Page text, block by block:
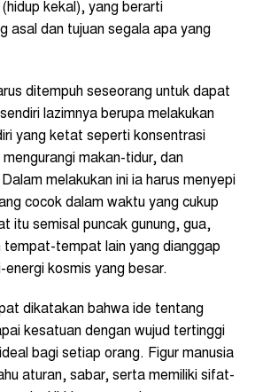
kekal), yang berarti
asal dan tujuan segala apa yang
ditempuh seseorang untuk dapat
lazimnya berupa melakukan
yang ketat seperti konsentrasi
makan-tidur, dan
melakukan ini ia harus menyepi
cocok dalam waktu yang cukup
itu semisal puncak gunung, gua,
tempat-tempat lain yang dianggap
energi kosmis yang besar.
dikatakan bahwa ide tentang
kesatuan dengan wujud tertinggi
bagi setiap orang. Figur manusia
aturan, sabar, serta memiliki sifat-